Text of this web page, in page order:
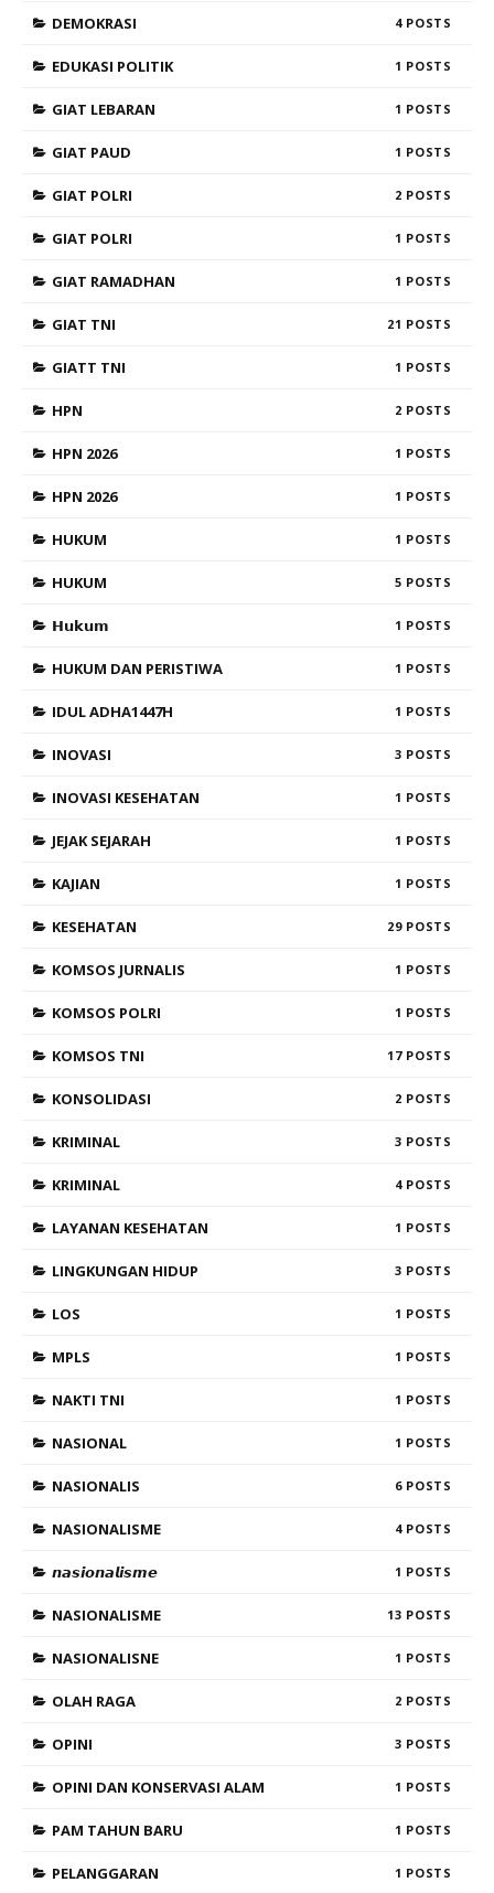
DEMOKRASI 4
EDUKASI POLITIK 1
GIAT LEBARAN 1
GIAT PAUD 1
GIAT POLRI 2
GIAT POLRI 1
GIAT RAMADHAN 1
GIAT TNI 21
GIATT TNI 1
HPN 2
HPN 2026 1
HPN 2026 1
HUKUM 1
HUKUM 5
𝗛𝘂𝗸𝘂𝗺 1
HUKUM DAN PERISTIWA 1
IDUL ADHA1447H 1
INOVASI 3
INOVASI KESEHATAN 1
JEJAK SEJARAH 1
KAJIAN 1
KESEHATAN 29
KOMSOS JURNALIS 1
KOMSOS POLRI 1
KOMSOS TNI 17
KONSOLIDASI 2
KRIMINAL 3
KRIMINAL 4
LAYANAN KESEHATAN 1
LINGKUNGAN HIDUP 3
LOS 1
MPLS 1
NAKTI TNI 1
NASIONAL 1
NASIONALIS 6
NASIONALISME 4
𝙣𝙖𝙨𝙞𝙤𝙣𝙖𝙡𝙞𝙨𝙢𝙚 1
NASIONALISME 13
NASIONALISNE 1
OLAH RAGA 2
OPINI 3
OPINI DAN KONSERVASI ALAM 1
PAM TAHUN BARU 1
PELANGGARAN 1